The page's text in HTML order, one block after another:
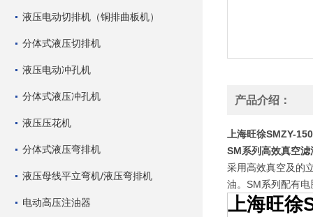
液压电动切排机（铜排曲板机）
分体式液压切排机
液压电动冲孔机
分体式液压冲孔机
液压压花机
分体式液压弯排机
液压母线平立弯机/液压弯排机
电动高压注油器
产品介绍：
上海旺徐SMZY-
SM系列高效真空滤
采用高效真空及的
油。SM系列配有
上海旺徐